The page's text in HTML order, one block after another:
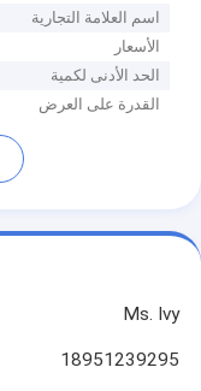
اسم العلامة التجارية
الأسعار
الحد الأدنى لكمية
القدرة على العرض
Ms. Ivy
18951239295